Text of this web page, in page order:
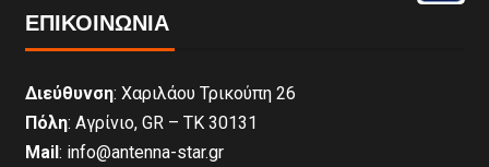
ΕΠΙΚΟΙΝΩΝΊΑ
Διεύθυνση: Χαριλάου Τρικούπη 26
Πόλη: Αγρίνιο, GR – ΤΚ 30131
Mail: info@antenna-star.gr